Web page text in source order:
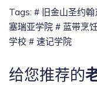
Tags: # 旧金山圣约
塞瑞亚学院 # 蓝带烹
学校 # 速记学院
给您推荐的